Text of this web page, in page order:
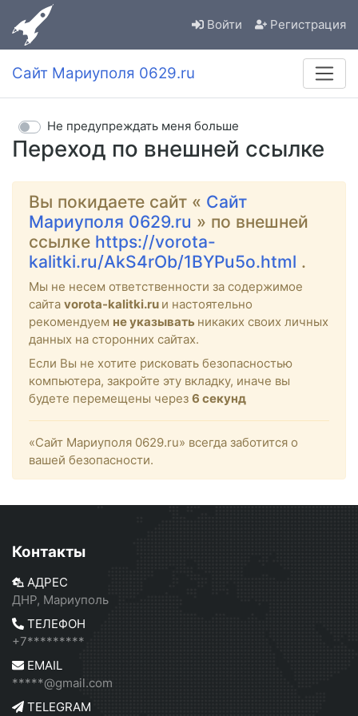
Войти Регистрация
Сайт Мариуполя 0629.ru
Переход по внешней ссылке
Не предупреждать меня больше
Вы покидаете сайт « Сайт
Мариуполя 0629.ru » по внешней
ссылке https://vorota-
kalitki.ru/AkS4rOb/1BYPu5o.html .
Мы не несем ответственности за содержимое
сайта vorota-kalitki.ru и настоятельно
рекомендуем не указывать никаких своих личных
данных на сторонних сайтах.
Если Вы не хотите рисковать безопасностью
компьютера, закройте эту вкладку, иначе вы
будете перемещены через 6 секунд
«Сайт Мариуполя 0629.ru» всегда заботится о
вашей безопасности.
Контакты
АДРЕС
ДНР, Мариуполь
ТЕЛЕФОН
+7*********
EMAIL
*****@gmail.com
TELEGRAM